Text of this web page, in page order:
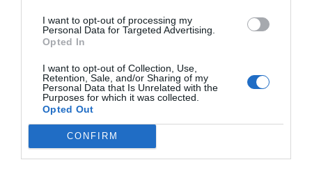
I want to opt-out of processing my
Personal Data for Targeted Advertising.
Opted In
I want to opt-out of Collection, Use,
Retention, Sale, and/or Sharing of my
Personal Data that Is Unrelated with the
Purposes for which it was collected.
Opted Out
CONFIRM
Mantente informado con las últimas noticias de actualidad.
ACTIVAR AHORA
Infarma Madrid 2016